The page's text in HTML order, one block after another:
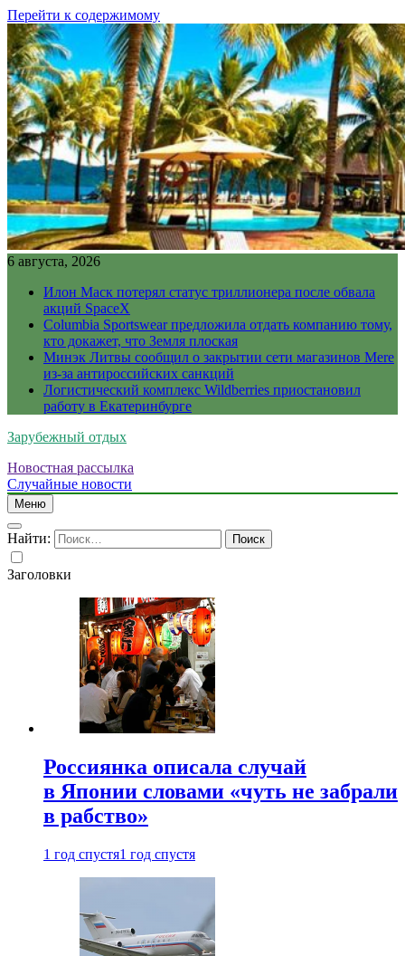
Перейти к содержимому
6 августа, 2026
Илон Маск потерял статус триллионера после обвала
акций SpaceX
Columbia Sportswear предложила отдать компанию тому,
кто докажет, что Земля плоская
Минэк Литвы сообщил о закрытии сети магазинов Mere
из-за антироссийских санкций
Логистический комплекс Wildberries приостановил
работу в Екатеринбурге
Зарубежный отдых
Новостная рассылка
Случайные новости
Меню
Найти:
Заголовки
Россиянка описала случай
в Японии словами «чуть не забрали
в рабство»
1 год спустя1 год спустя